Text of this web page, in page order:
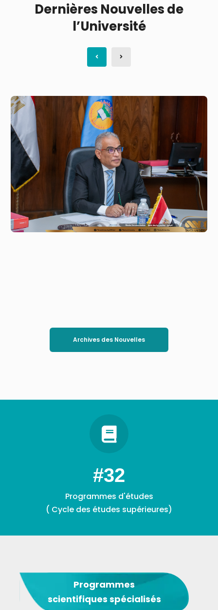
Dernières Nouvelles de
l’Université
Archives des Nouvelles
#45
Programmes d'études
( Cycle des études supérieures)
Programmes
scientifiques spécialisés